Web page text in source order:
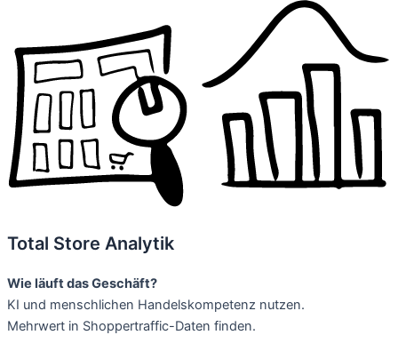
Total Store Analytik
Wie läuft das Geschäft?
KI und menschlichen Handelskompetenz nutzen.
Mehrwert in Shoppertraffic-Daten finden.